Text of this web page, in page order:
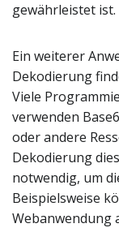
gewährleistet ist.
Ein weiterer
Dekodierung
Viele
verwenden
oder andere
Dekodierung
notwendig, um
Beispielsweise
Webanwendung